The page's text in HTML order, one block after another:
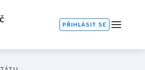
PŘIHLÁSIT SE